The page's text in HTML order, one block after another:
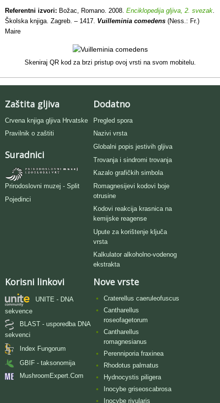
Referentni izvori: Božac, Romano. 2008. Enciklopedija gljiva, 2. svezak.
Školska knjiga. Zagreb. – 1417. Vuilleminia comedens (Ness.: Fr.)
Maire
Skeniraj QR kod za brzi pristup ovoj vrsti na svom mobitelu.
Zaštita gljiva
Crvena knjiga gljiva Hrvatske
Pravilnik o zaštiti
Suradnici
Prirodoslovni muzej - Split
Pojedinci
Dodatno
Pregled spora
Nazivi vrsta
Globalni popis jestivih gljiva
Trovanja i sindromi trovanja
Kazalo grafičkih simbola
Romagnesijevi kodovi boje
otrusine
Kodovi reakcija krasnica na
kemijske reagense
Upute za korištenje ključa
vrsta
Kalkulator alkoholno-vodenog
ekstrakta
Korisni linkovi
UNITE - DNA
sekvence
BLAST - usporedba DNA
sekvenci
Index Fungorum
GBIF - taksonomija
MushroomExpert.Com
Nove vrste
Craterellus caeruleofuscus
Cantharellus
roseofagetorum
Cantharellus
romagnesianus
Perenniporia fraxinea
Rhodotus palmatus
Hydnocystis piligera
Inocybe griseoscabrosa
Inocybe rivularis